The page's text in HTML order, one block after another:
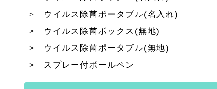
ウイルス除菌ポータブル(名入れ)
ウイルス除菌ボックス(無地)
ウイルス除菌ポータブル(無地)
スプレー付ボールペン